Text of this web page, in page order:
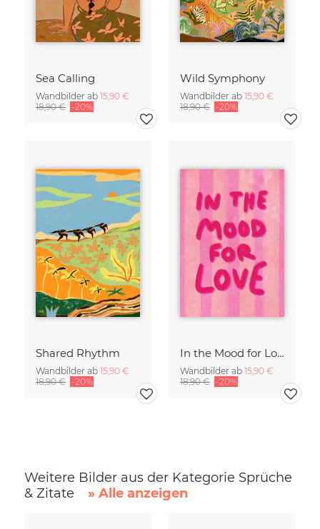
Sea Calling
Wandbilder ab 15,90 €
18,90 € -20%
Wild Symphony
Wandbilder ab 15,90 €
18,90 € -20%
Shared Rhythm
Wandbilder ab 15,90 €
18,90 € -20%
In the Mood for Love - Handlettering
Wandbilder ab 15,90 €
18,90 € -20%
Weitere Bilder aus der Kategorie Sprüche
& Zitate
» Alle anzeigen